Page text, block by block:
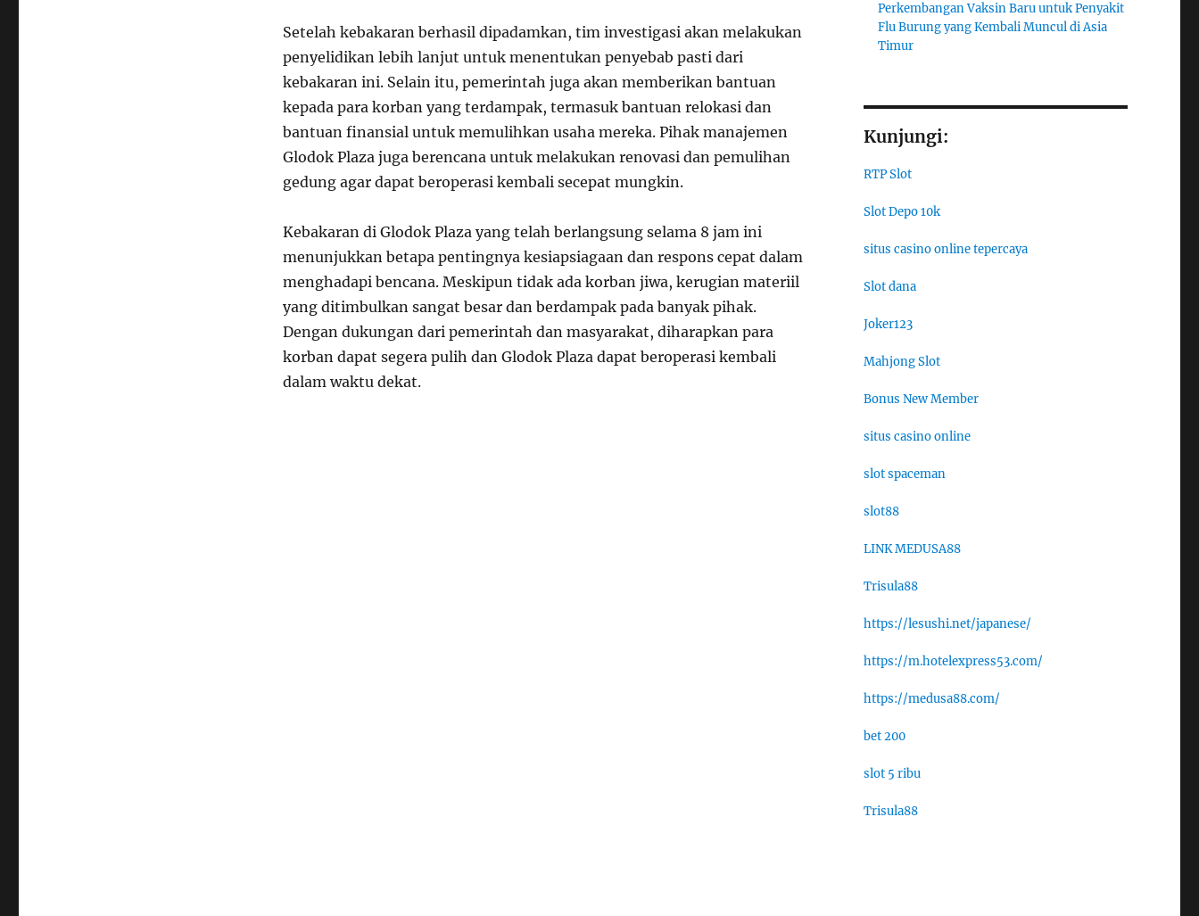
Setelah kebakaran berhasil dipadamkan, tim investigasi akan melakukan
penyelidikan lebih lanjut untuk menentukan penyebab pasti dari
kebakaran ini. Selain itu, pemerintah juga akan memberikan bantuan
kepada para korban yang terdampak, termasuk bantuan relokasi dan
bantuan finansial untuk memulihkan usaha mereka. Pihak manajemen
Glodok Plaza juga berencana untuk melakukan renovasi dan pemulihan
gedung agar dapat beroperasi kembali secepat mungkin.
Kebakaran di Glodok Plaza yang telah berlangsung selama 8 jam ini
menunjukkan betapa pentingnya kesiapsiagaan dan respons cepat dalam
menghadapi bencana. Meskipun tidak ada korban jiwa, kerugian materiil
yang ditimbulkan sangat besar dan berdampak pada banyak pihak.
Dengan dukungan dari pemerintah dan masyarakat, diharapkan para
korban dapat segera pulih dan Glodok Plaza dapat beroperasi kembali
dalam waktu dekat.
Perkembangan Vaksin Baru untuk Penyakit
Flu Burung yang Kembali Muncul di Asia
Timur
Kunjungi:
RTP Slot
Slot Depo 10k
situs casino online tepercaya
Slot dana
Joker123
Mahjong Slot
Bonus New Member
situs casino online
slot spaceman
slot88
LINK MEDUSA88
Trisula88
https://lesushi.net/japanese/
https://m.hotelexpress53.com/
https://medusa88.com/
bet 200
slot 5 ribu
Trisula88